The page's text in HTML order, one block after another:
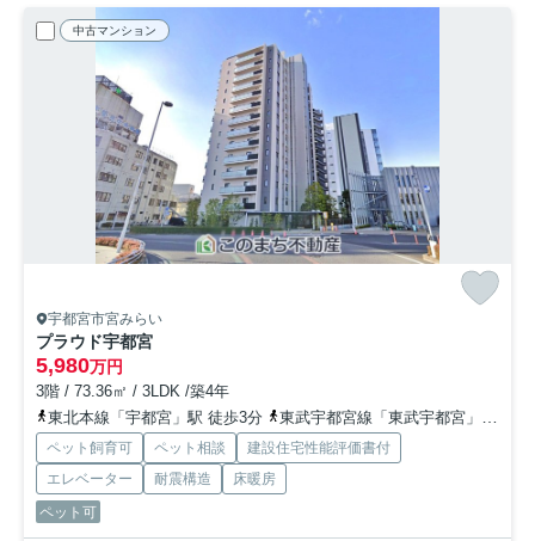
中古マンション
宇都宮市宮みらい
プラウド宇都宮
5,980万円
3階 / 73.36㎡ / 3LDK /築4年
東北本線「宇都宮」駅 徒歩3分
東武宇都宮線「東武宇都宮」駅 徒歩31分
ペット飼育可 ペット相談
建設住宅性能評価書付
エレベーター
耐震構造
床暖房
ペット可